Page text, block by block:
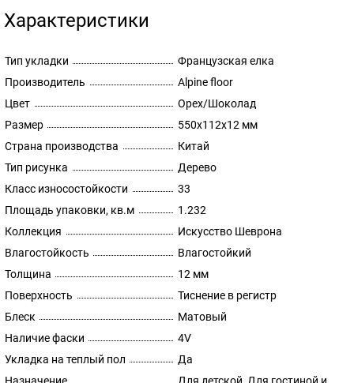
Характеристики
Тип укладки
Французская елка
Производитель
Alpine floor
Цвет
Орех/Шоколад
Размер
550х112х12 мм
Страна производства
Китай
Тип рисунка
Дерево
Класс износостойкости
33
Площадь упаковки, кв.м
1.232
Коллекция
Искусство Шеврона
Влагостойкость
Влагостойкий
Толщина
12 мм
Поверхность
Тиснение в регистр
Блеск
Матовый
Наличие фаски
4V
Укладка на теплый пол
Да